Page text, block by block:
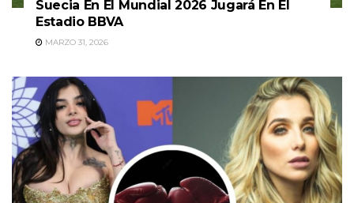
Suecia En El Mundial 2026 Jugará En El
Estadio BBVA
MARZO 31, 2026